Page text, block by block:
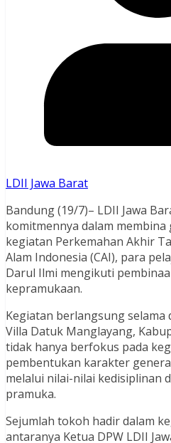
LDII Jawa Barat
Bandung (19/7)– LDII Jawa
komitmennya dalam membina
kegiatan Perkemahan Akhir
Alam Indonesia (CAI), para
Darul Ilmi mengikuti
kepramukaan.
Kegiatan berlangsung selama
Villa Datuk Manglayang,
tidak hanya berfokus pada
pembentukan karakter
melalui nilai-nilai kedisiplinan
pramuka.
Sejumlah tokoh hadir dalam
antaranya Ketua DPW LDII